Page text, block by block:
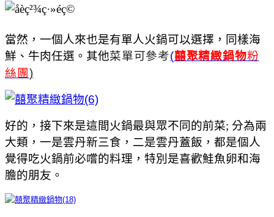
當然，一個人來也是有單人火鍋可以選擇，同樣海
鮮、牛肉任選。其他菜單可參考(囍聚精緻鍋物粉
絲團 )
好的，接下來是這間火鍋最與眾不同的前菜; 分為兩
大類，一是雲丹新三食，二是雲丹蓋飯，都是個人
覺得吃火鍋前必嚐的料理，特別是喜歡鮭魚卵和海
膽的朋友。